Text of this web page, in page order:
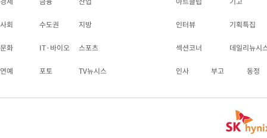
사회 수도권 지방
문화 IT·바이오 스포츠
연예 포토 TV뉴시스
인터뷰 기획특집
섹션코너 데일리뉴시
인사 부고 동정